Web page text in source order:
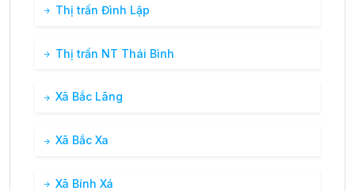
Thị trấn Đình Lập
Thị trấn NT Thái Bình
Xã Bắc Lãng
Xã Bắc Xa
Xã Bính Xá